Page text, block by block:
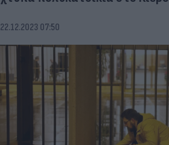
22.12.2023 07:50